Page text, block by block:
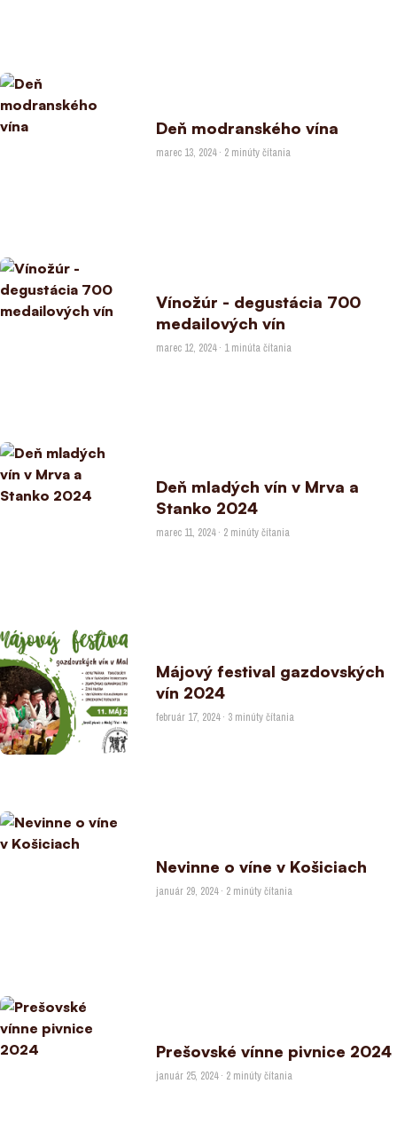
Deň modranského vína
marec 13, 2024 · 2 minúty čítania
Vínožúr - degustácia 700
medailových vín
marec 12, 2024 · 1 minúta čítania
Deň mladých vín v Mrva a
Stanko 2024
marec 11, 2024 · 2 minúty čítania
Májový festival gazdovských
vín 2024
február 17, 2024 · 3 minúty čítania
Nevinne o víne v Košiciach
január 29, 2024 · 2 minúty čítania
Prešovské vínne pivnice 2024
január 25, 2024 · 2 minúty čítania